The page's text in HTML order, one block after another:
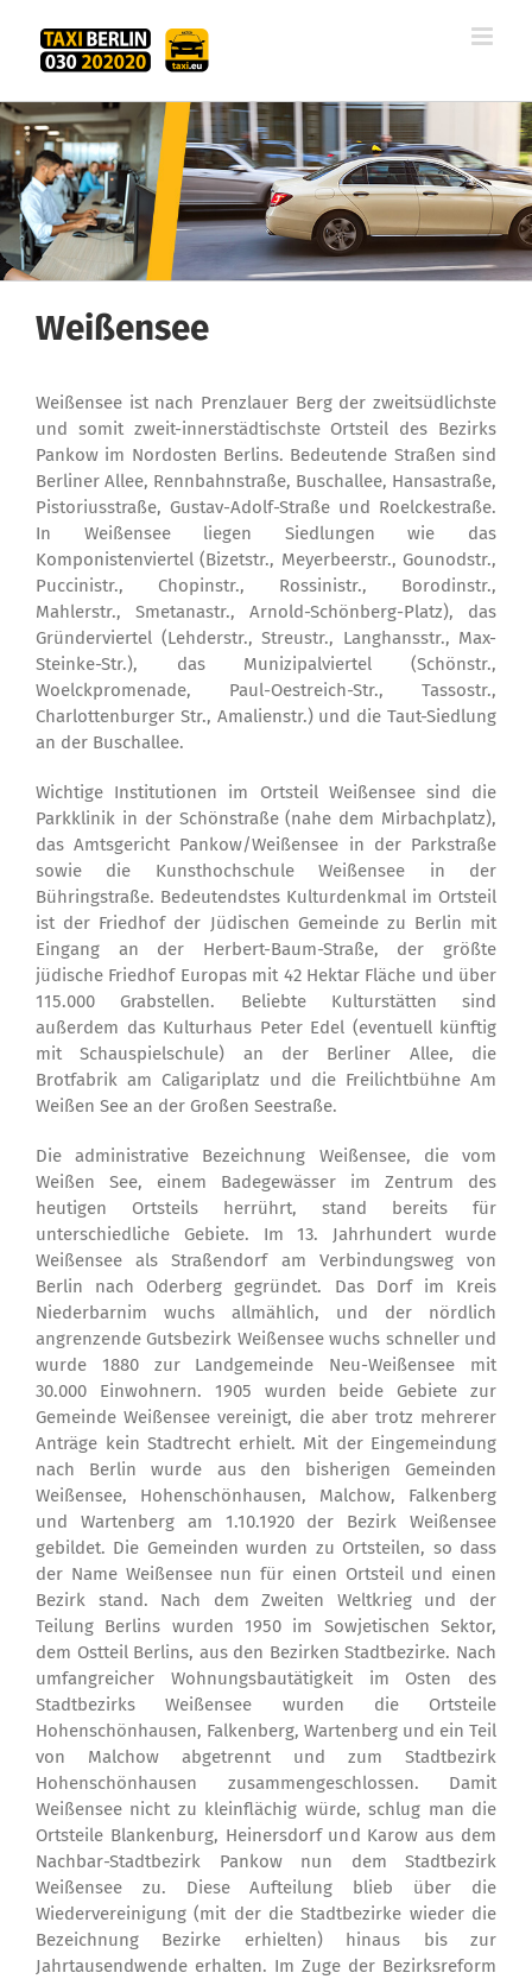
Inhalt
springen
Weißensee
Weißensee ist nach Prenzlauer Berg der zweitsüdlichste
und somit zweit-innerstädtischste Ortsteil des Bezirks
Pankow im Nordosten Berlins. Bedeutende Straßen sind
Berliner Allee, Rennbahnstraße, Buschallee, Hansastraße,
Pistoriusstraße, Gustav-Adolf-Straße und Roelckestraße.
In Weißensee liegen Siedlungen wie das
Komponistenviertel (Bizetstr., Meyerbeerstr., Gounodstr.,
Puccinistr., Chopinstr., Rossinistr., Borodinstr.,
Mahlerstr., Smetanastr., Arnold-Schönberg-Platz), das
Gründerviertel (Lehderstr., Streustr., Langhansstr., Max-
Steinke-Str.), das Munizipalviertel (Schönstr.,
Woelckpromenade, Paul-Oestreich-Str., Tassostr.,
Charlottenburger Str., Amalienstr.) und die Taut-Siedlung
an der Buschallee.
Wichtige Institutionen im Ortsteil Weißensee sind die
Parkklinik in der Schönstraße (nahe dem Mirbachplatz),
das Amtsgericht Pankow/Weißensee in der Parkstraße
sowie die Kunsthochschule Weißensee in der
Bühringstraße. Bedeutendstes Kulturdenkmal im Ortsteil
ist der Friedhof der Jüdischen Gemeinde zu Berlin mit
Eingang an der Herbert-Baum-Straße, der größte
jüdische Friedhof Europas mit 42 Hektar Fläche und über
115.000 Grabstellen. Beliebte Kulturstätten sind
außerdem das Kulturhaus Peter Edel (eventuell künftig
mit Schauspielschule) an der Berliner Allee, die
Brotfabrik am Caligariplatz und die Freilichtbühne Am
Weißen See an der Großen Seestraße.
Die administrative Bezeichnung Weißensee, die vom
Weißen See, einem Badegewässer im Zentrum des
heutigen Ortsteils herrührt, stand bereits für
unterschiedliche Gebiete. Im 13. Jahrhundert wurde
Weißensee als Straßendorf am Verbindungsweg von
Berlin nach Oderberg gegründet. Das Dorf im Kreis
Niederbarnim wuchs allmählich, und der nördlich
angrenzende Gutsbezirk Weißensee wuchs schneller und
wurde 1880 zur Landgemeinde Neu-Weißensee mit
30.000 Einwohnern. 1905 wurden beide Gebiete zur
Gemeinde Weißensee vereinigt, die aber trotz mehrerer
Anträge kein Stadtrecht erhielt. Mit der Eingemeindung
nach Berlin wurde aus den bisherigen Gemeinden
Weißensee, Hohenschönhausen, Malchow, Falkenberg
und Wartenberg am 1.10.1920 der Bezirk Weißensee
gebildet. Die Gemeinden wurden zu Ortsteilen, so dass
der Name Weißensee nun für einen Ortsteil und einen
Bezirk stand. Nach dem Zweiten Weltkrieg und der
Teilung Berlins wurden 1950 im Sowjetischen Sektor,
dem Ostteil Berlins, aus den Bezirken Stadtbezirke. Nach
umfangreicher Wohnungsbautätigkeit im Osten des
Stadtbezirks Weißensee wurden die Ortsteile
Hohenschönhausen, Falkenberg, Wartenberg und ein Teil
von Malchow abgetrennt und zum Stadtbezirk
Hohenschönhausen zusammengeschlossen. Damit
Weißensee nicht zu kleinflächig würde, schlug man die
Ortsteile Blankenburg, Heinersdorf und Karow aus dem
Nachbar-Stadtbezirk Pankow nun dem Stadtbezirk
Weißensee zu. Diese Aufteilung blieb über die
Wiedervereinigung (mit der die Stadtbezirke wieder die
Bezeichnung Bezirke erhielten) hinaus bis zur
Jahrtausendwende erhalten. Im Zuge der Bezirksreform